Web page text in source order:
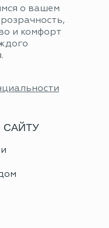
САЙТУ
о вашем
и комфорт